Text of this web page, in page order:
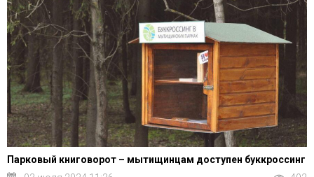
Парковый книговорот – мытищинцам доступен буккроссинг